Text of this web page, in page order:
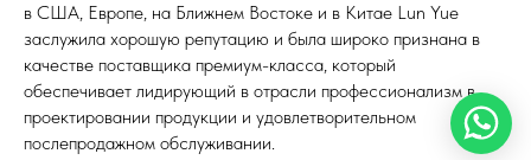
в США, Европе, на Ближнем Востоке и в Китае Lun Yue
заслужила хорошую репутацию и была широко признана в
качестве поставщика премиум-класса, который
обеспечивает лидирующий в отрасли профессионализм в
проектировании продукции и удовлетворительном
послепродажном обслуживании.